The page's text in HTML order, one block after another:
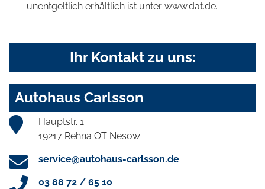
unentgeltlich erhältlich ist unter www.dat.de.
Ihr Kontakt zu uns:
Autohaus Carlsson
Hauptstr. 1
19217 Rehna OT Nesow
service@autohaus-carlsson.de
03 88 72 / 65 10